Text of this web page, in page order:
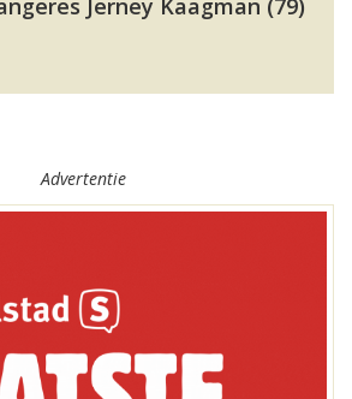
Jerney Kaagman (79)
Advertentie